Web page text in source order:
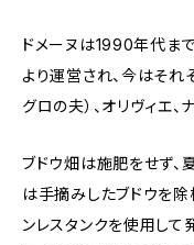
ドメーヌは1990年代まで
より運営され、今はそれ
グロの夫）、オリヴィエ
ブドウ畑は施肥をせず、
は手摘みしたブドウを除
ンレスタンクを使用して